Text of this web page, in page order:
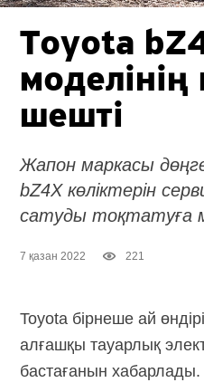
Toyota
моделінің
шешті
Жапон маркасы
bZ4X көліктерін
сатуды тоқтатуға
7 қазан 2022 221
Toyota бірнеше ай
алғашқы тауарлық
бастағанын хабарлады.